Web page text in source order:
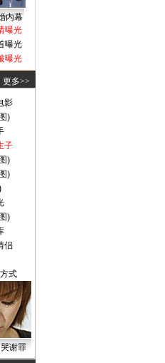
内幕
曝光
曝光
曝光
更多>>
影
)
子
)
)
)
侣
式
谢罪